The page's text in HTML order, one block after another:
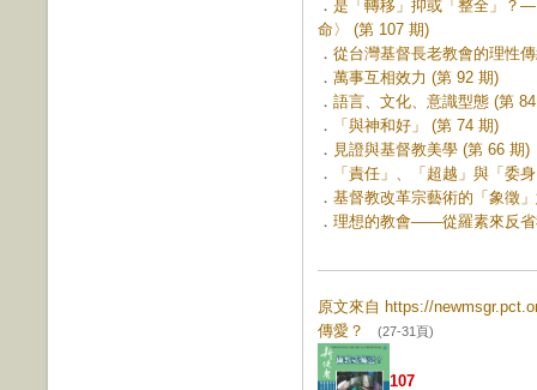
． 是「轉移」抑或「整全」？
命〉 (第 107 期)
． 從台灣基督長老教會的理性
． 萬事互相效力 (第 92 期)
． 語言、文化、意識型態 (第
．
「與神和好」 (第 74 期)
． 見證與基督教美學 (第 66 期)
．
「責任」、「超越」與「委
． 基督教改革宗藝術的「象徵
． 理想的教會——從羅素來反省
原文來自 https://
傳愛？
(27-31頁)
107